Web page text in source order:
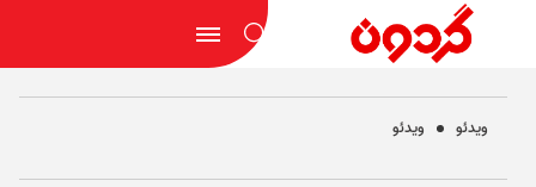
ویدئو ویدئو